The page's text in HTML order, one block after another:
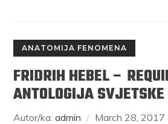
ANATOMIJA FENOMENA
FRIDRIH HEBEL –
ANTOLOGIJA
Autor/ka:admin March 28, 2017